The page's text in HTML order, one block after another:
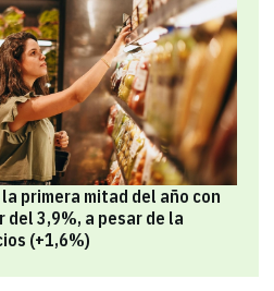
primera mitad del año con
3,9%, a pesar de la
(+1,6%)